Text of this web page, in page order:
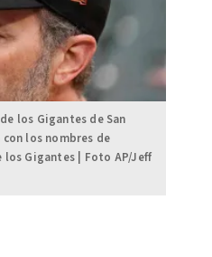
los Gigantes de San
los nombres de
Gigantes | Foto AP/Jeff